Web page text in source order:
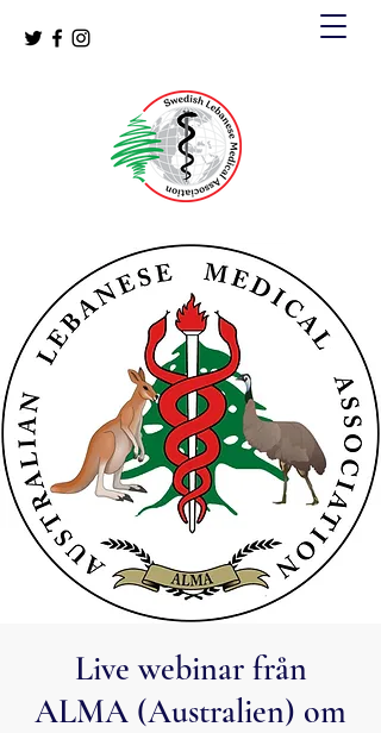
Live webinar från
ALMA (Australien) om